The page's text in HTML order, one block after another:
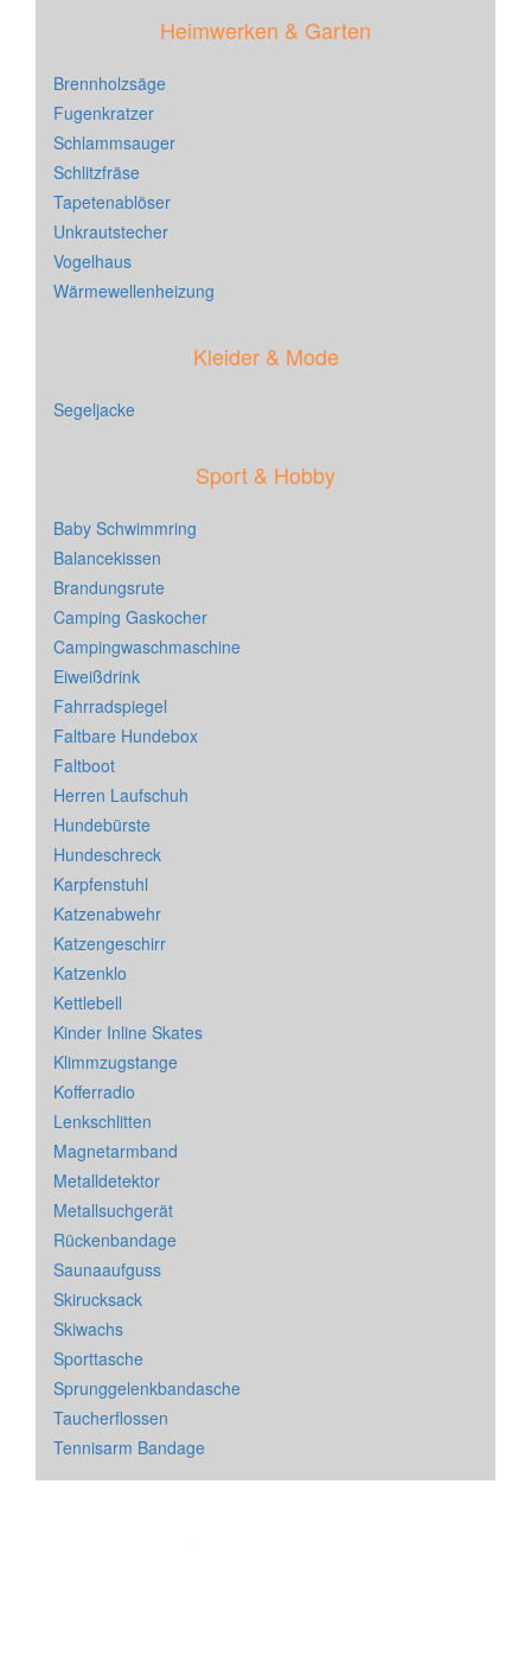
Heimwerken & Garten
Brennholzsäge
Fugenkratzer
Schlammsauger
Schlitzfräse
Tapetenablöser
Unkrautstecher
Vogelhaus
Wärmewellenheizung
Kleider & Mode
Segeljacke
Sport & Hobby
Baby Schwimmring
Balancekissen
Brandungsrute
Camping Gaskocher
Campingwaschmaschine
Eiweißdrink
Fahrradspiegel
Faltbare Hundebox
Faltboot
Herren Laufschuh
Hundebürste
Hundeschreck
Karpfenstuhl
Katzenabwehr
Katzengeschirr
Katzenklo
Kettlebell
Kinder Inline Skates
Klimmzugstange
Kofferradio
Lenkschlitten
Magnetarmband
Metalldetektor
Metallsuchgerät
Rückenbandage
Saunaaufguss
Skirucksack
Skiwachs
Sporttasche
Sprunggelenkbandasche
Taucherflossen
Tennisarm Bandage